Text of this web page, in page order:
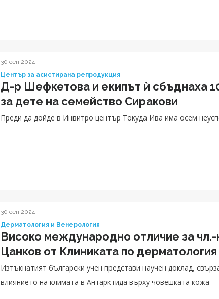
30 сеп 2024
Център за асистирана репродукция
Д-р Шефкетова и екипът ѝ сбъднаха
за дете на семейство Сиракови
Преди да дойде в Инвитро център Токуда Ива има осем
30 сеп 2024
Дерматология и Венерология
Високо международно отличие за
Цанков от Клиниката по
Изтъкнатият български учен представи научен доклад,
влиянието на климата в Антарктида върху човешката кожа